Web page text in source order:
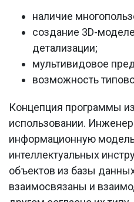
наличие
создание 3D-
детализации;
мультивидовое
возможность
Концепция программы
использовании.
информационную
интеллектуальных
объектов из базы
взаимосвязаны и